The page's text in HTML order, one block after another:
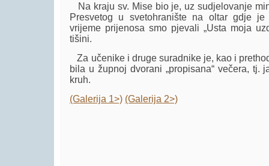
Na kraju sv. Mise bio je, uz sudjelovanje
Presvetog u svetohranište na oltar gdje
vrijeme prijenosa smo pjevali „Usta moja
tišini.
Za učenike i druge suradnike je, kao i
bila u župnoj dvorani „propisana“ večera, tj.
kruh.
(Galerija 1>) (Galerija 2>)